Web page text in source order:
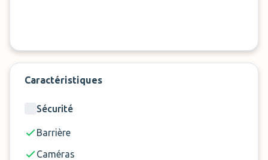
Caractéristiques
Sécurité
Barrière
Caméras